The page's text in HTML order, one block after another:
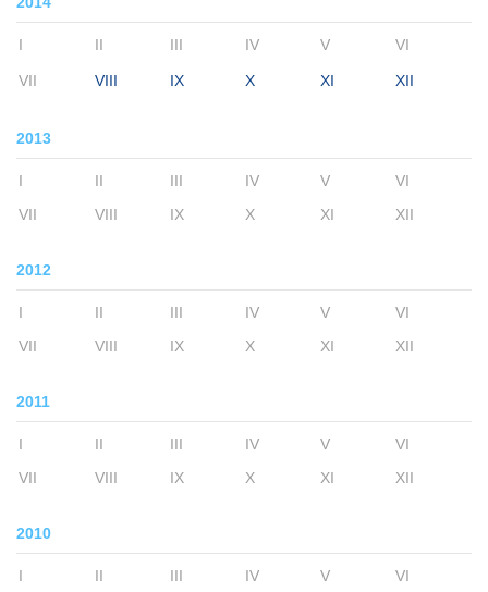
I II III IV V VI
VII VIII IX X XI XII
2013
I II III IV V
VI
VII
VIII IX X XI XII
2012
I II III IV V
VI
VII
VIII IX X XI XII
2011
I II III IV V
VI
VII
VIII IX X XI XII
2010
I II III IV V
VI